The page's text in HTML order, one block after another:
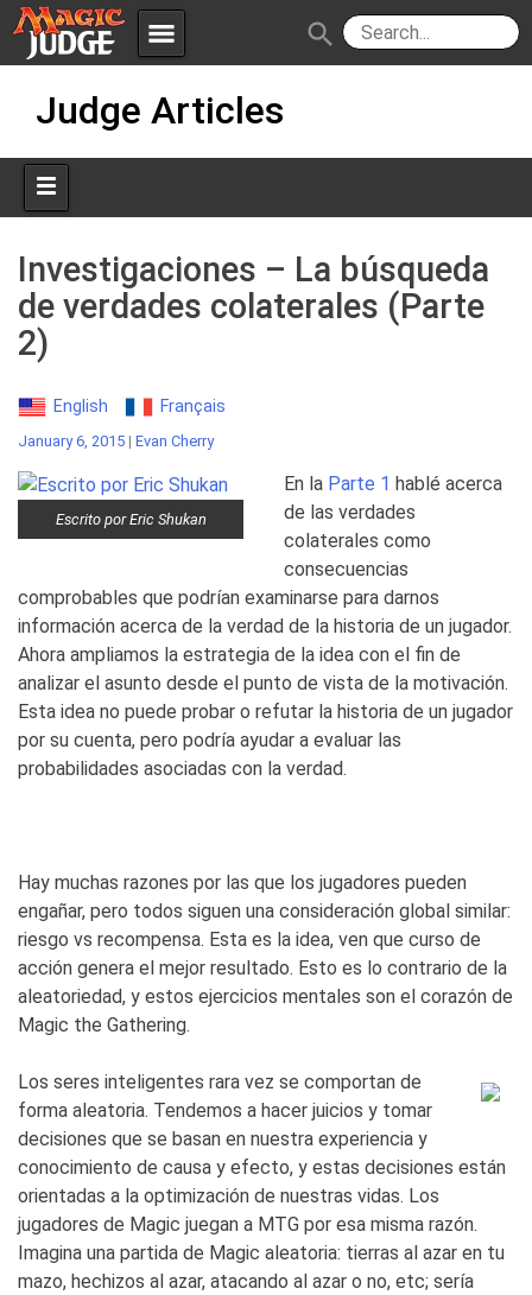
menu
Apps JudgeApps
Forum
Judges
Policies IPG
JAR
search
Judge Articles
Investigaciones – La búsqueda
de verdades colaterales (Parte
2)
English Français
January 6, 2015 | Evan Cherry
Escrito por Eric Shukan
En la Parte 1 hablé acerca
de las verdades
colaterales como
consecuencias
comprobables que podrían examinarse para darnos
información acerca de la verdad de la historia de un jugador.
Ahora ampliamos la estrategia de la idea con el fin de
analizar el asunto desde el punto de vista de la motivación.
Esta idea no puede probar o refutar la historia de un jugador
por su cuenta, pero podría ayudar a evaluar las
probabilidades asociadas con la verdad.
Hay muchas razones por las que los jugadores pueden
engañar, pero todos siguen una consideración global similar:
riesgo vs recompensa. Esta es la idea, ven que curso de
acción genera el mejor resultado. Esto es lo contrario de la
aleatoriedad, y estos ejercicios mentales son el corazón de
Magic the Gathering.
Los seres inteligentes rara vez se comportan de
forma aleatoria. Tendemos a hacer juicios y tomar
decisiones que se basan en nuestra experiencia y
conocimiento de causa y efecto, y estas decisiones están
orientadas a la optimización de nuestras vidas. Los
jugadores de Magic juegan a MTG por esa misma razón.
Imagina una partida de Magic aleatoria: tierras al azar en tu
mazo, hechizos al azar, atacando al azar o no, etc; sería